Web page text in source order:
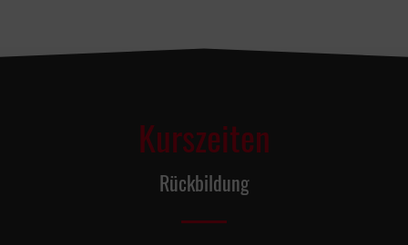
Kurszeiten
Rückbildung